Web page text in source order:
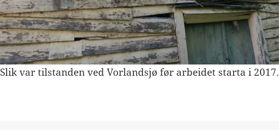
Slik var tilstanden ved Vorlandsjø før arbeidet starta i 2017.